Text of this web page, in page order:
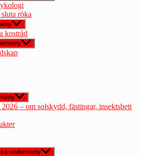
röka
kostråd
2026 – om solskydd, fästingar, insektsbett
undermeny